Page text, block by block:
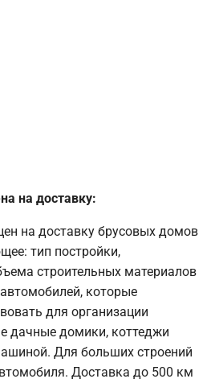
на доставку:
на доставку брусовых домов
тип постройки,
строительных материалов
которые
для организации
дачные домики, коттеджи
Для больших строений
Доставка до 500 км